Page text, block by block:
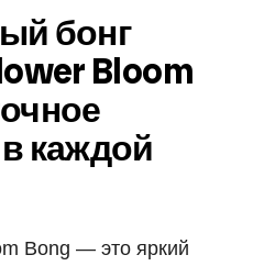
бонг
Bloom
каждой
Bong — это яркий